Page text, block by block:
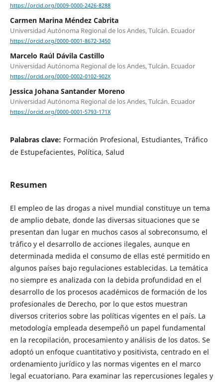
https://orcid.org/0009-0000-2426-8288
Carmen Marina Méndez Cabrita
Universidad Autónoma Regional de los Andes, Tulcán. Ecuador
https://orcid.org/0000-0001-8672-3450
Marcelo Raúl Dávila Castillo
Universidad Autónoma Regional de los Andes, Tulcán. Ecuador
https://orcid.org/0000-0002-0102-902X
Jessica Johana Santander Moreno
Universidad Autónoma Regional de los Andes, Tulcán. Ecuador
https://orcid.org/0000-0001-5793-171X
Palabras clave: Formación Profesional, Estudiantes, Tráfico
de Estupefacientes, Política, Salud
Resumen
El empleo de las drogas a nivel mundial constituye un tema
de amplio debate, donde las diversas situaciones que se
presentan dan lugar en muchos casos al sobreconsumo, el
tráfico y el desarrollo de acciones ilegales, aunque en
determinada medida el consumo de ellas esté permitido en
algunos países bajo regulaciones establecidas. La temática
no siempre es analizada con la debida profundidad en el
desarrollo de los procesos académicos de formación de los
profesionales de Derecho, por lo que estos muestran
diversos criterios sobre las políticas vigentes en el país. La
metodología empleada desempeñó un papel fundamental
en la recopilación, procesamiento y análisis de los datos. Se
adoptó un enfoque cuantitativo y positivista, centrado en el
ordenamiento jurídico y las normas vigentes en el marco
legal ecuatoriano. Para examinar las repercusiones legales y